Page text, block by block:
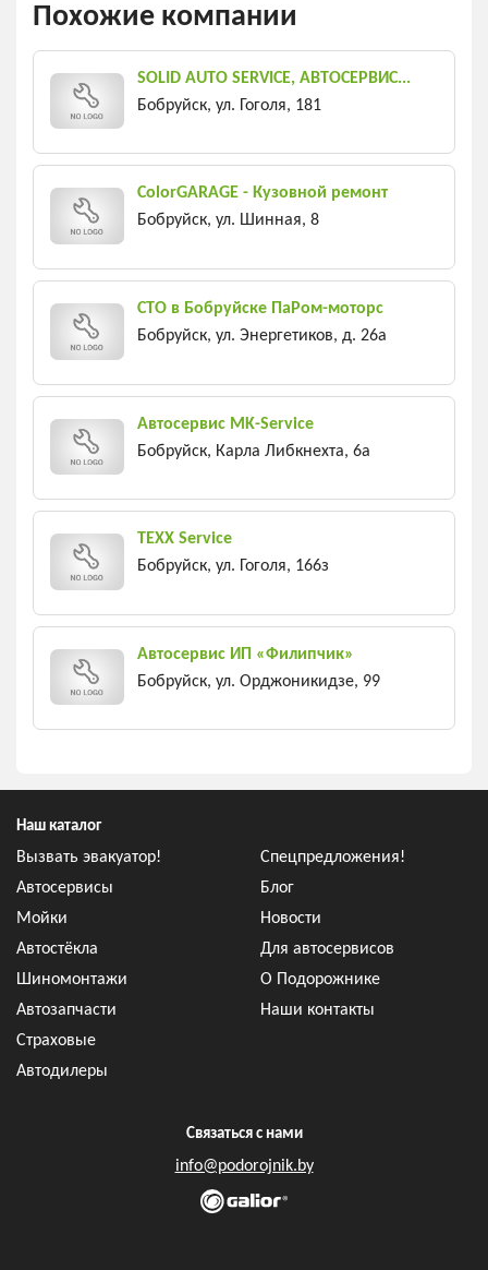
Похожие компании
SOLID AUTO SERVICE, АВТОСЕРВИС...
Бобруйск, ул. Гоголя, 181
ColorGARAGE - Кузовной ремонт
Бобруйск, ул. Шинная, 8
СТО в Бобруйске ПаРом-моторс
Бобруйск, ул. Энергетиков, д. 26а
Автосервис MK-Service
Бобруйск, Карла Либкнехта, 6а
TEXX Service
Бобруйск, ул. Гоголя, 166з
Автосервис ИП «Филипчик»
Бобруйск, ул. Орджоникидзе, 99
Наш каталог
Вызвать эвакуатор!
Автосервисы
Мойки
Автостёкла
Шиномонтажи
Автозапчасти
Страховые
Автодилеры
Спецпредложения!
Блог
Новости
Для автосервисов
О Подорожнике
Наши контакты
Связаться с нами
info@podorojnik.by